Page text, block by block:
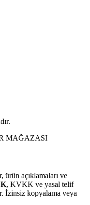
MAĞAZASI
ürün açıklamaları ve
, KVKK ve yasal telif
İzinsiz kopyalama veya